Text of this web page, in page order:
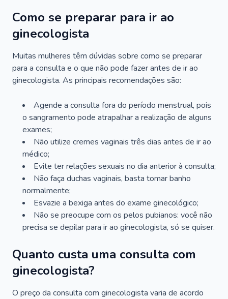
Como se preparar para ir ao
ginecologista
Muitas mulheres têm dúvidas sobre como se preparar
para a consulta e o que não pode fazer antes de ir ao
ginecologista. As principais recomendações são:
Agende a consulta fora do período menstrual, pois
o sangramento pode atrapalhar a realização de alguns
exames;
Não utilize cremes vaginais três dias antes de ir ao
médico;
Evite ter relações sexuais no dia anterior à consulta;
Não faça duchas vaginais, basta tomar banho
normalmente;
Esvazie a bexiga antes do exame ginecológico;
Não se preocupe com os pelos pubianos: você não
precisa se depilar para ir ao ginecologista, só se quiser.
Quanto custa uma consulta com
ginecologista?
O preço da consulta com ginecologista varia de acordo